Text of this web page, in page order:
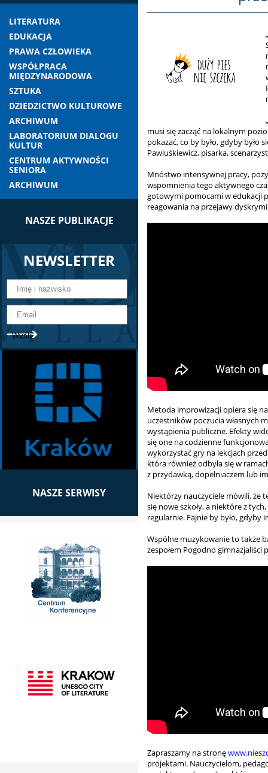
LITERATURA
EDUKACJA
PRAWA CZŁOWIEKA
WSPÓŁPRACA
MIĘDZYNARODOWA
SZTUKA
DZIEDZICTWO KULTUROWE
ARCHIWUM
LABORATORIUM DIALOGU
KULTUR
CENTRUM AKTYWNOŚCI
SENIORA
ARCHIWUM
NASZE PUBLIKACJE
NEWSLETTER
NASZE SERWISY
musi się zacząć na lokalnym
pokazać, co by było, gdyby było
Pawluśkiewicz, pisarka,
Mnóstwo intensywnej pracy,
wspomnienia tego aktywnego
gotowymi pomocami w edukacji
reagowania na przejawy
Metoda improwizacji opiera się
uczestników poczucia własnych
wystąpienia publiczne. Efekty
się one na codzienne
wykorzystać gry na lekcjach
która również odbyła się w
z przydawką, dopełniaczem lub
Niektórzy nauczyciele mówili, że
się nowe szkoły, a niektóre z
regularnie. Fajnie by było, gdyby
Wspólne muzykowanie to także
zespołem Pogodno gimnazjaliści
Zapraszamy na stronę
projektami. Nauczycielom,